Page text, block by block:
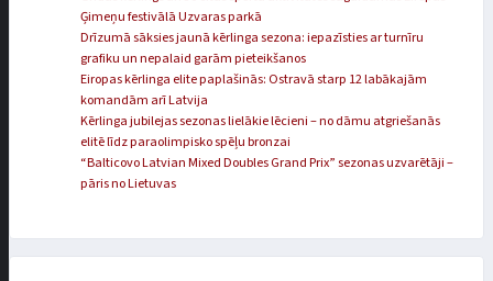
Ģimeņu festivālā Uzvaras parkā
Drīzumā sāksies jaunā kērlinga sezona: iepazīsties ar turnīru
grafiku un nepalaid garām pieteikšanos
Eiropas kērlinga elite paplašinās: Ostravā starp 12 labākajām
komandām arī Latvija
Kērlinga jubilejas sezonas lielākie lēcieni – no dāmu atgriešanās
elitē līdz paraolimpisko spēļu bronzai
“Balticovo Latvian Mixed Doubles Grand Prix” sezonas uzvarētāji –
pāris no Lietuvas